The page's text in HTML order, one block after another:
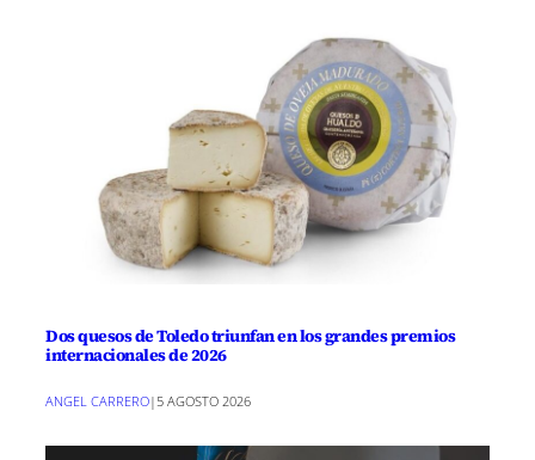
Dos quesos de Toledo triunfan en los grandes premios
internacionales de 2026
ANGEL CARRERO| 5 AGOSTO 2026